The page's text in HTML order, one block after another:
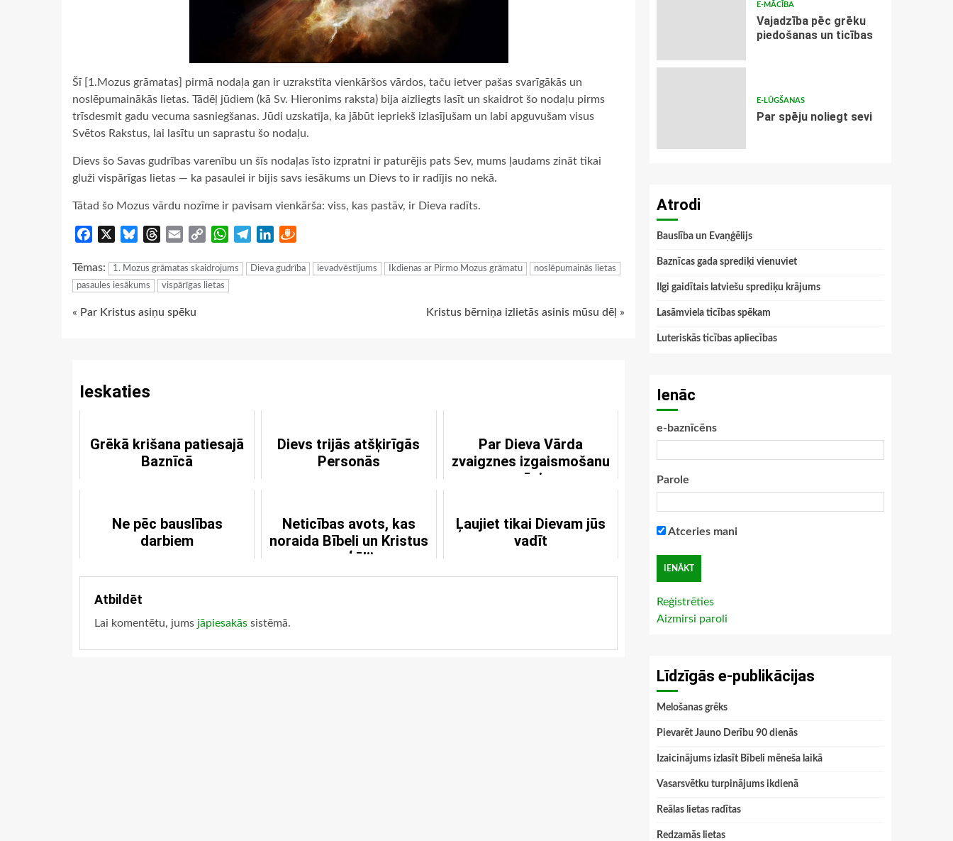
Šī [1.Mozus grāmatas] pirmā nodaļa gan ir uzrakstīta vienkāršos vārdos, taču ietver pašas svarīgākās un
noslēpumainākās lietas. Tādēļ jūdiem (kā Sv. Hieronims raksta) bija aizliegts lasīt un skaidrot šo nodaļu pirms
trīsdesmit gadu vecuma sasniegšanas. Jūdi uzskatīja, ka jābūt iepriekš izlasījušam un labi apguvušam visus
Svētos Rakstus, lai lasītu un saprastu šo nodaļu.
Dievs šo Savas gudrības varenību un šīs nodaļas īsto izpratni ir paturējis pats Sev, mums ļaudams zināt tikai
gluži vispārīgas lietas — ka pasaulei ir bijis savs iesākums un Dievs to ir radījis no nekā.
Tātad šo Mozus vārdu nozīme ir pavisam vienkārša: viss, kas pastāv, ir Dieva radīts.
Facebook BlueskyThreads
Email
Copy
WhatsApp
TelegramLinkedIn
Tēmas: 1. Mozus grāmatas skaidrojums Dieva gudrība ievadvēstījums Ikdienas ar Pirmo Mozus grāmatu
noslēpumainās lietas
pasaules iesākums
vispārīgas lietas
Continue
« Par Kristus asiņu spēku Kristus bērniņa izlietās asinis mūsu dēļ »
Ieskaties
Grēkā krišana patiesajā
Baznīcā
Dievs trijās atšķirīgās
Personās
Par Dieva Vārda
zvaigznes izgaismošanu
pagāniem
Ne pēc bauslības
darbiem
Neticības avots, kas
noraida Bībeli un Kristus
evaņģēliju
Ļaujiet tikai Dievam jūs
vadīt
Atbildēt
Lai komentētu, jums jāpiesakās sistēmā.
E-MĀCĪBA
Vajadzība pēc grēku
piedošanas un ticības
E-LŪGŠANAS
Par spēju noliegt sevi
Atrodi
Bauslība un Evaņģēlijs
Baznīcas gada sprediķi vienuviet
Ilgi gaidītais latviešu sprediķu krājums
Lasāmviela ticības spēkam
Luteriskās ticības apliecības
Ienāc
e-baznīcēns
Parole
Atceries mani
Reģistrēties
Aizmirsi paroli
Līdzīgās e-publikācijas
Melošanas grēks
Pievarēt Jauno Derību 90 dienās
Izaicinājums izlasīt Bībeli mēneša laikā
Vasarsvētku turpinājums ikdienā
Reālas lietas radītas
Redzamās lietas